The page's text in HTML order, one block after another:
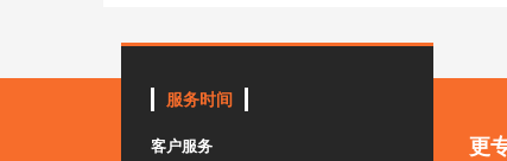
更
服务时间
客户服务